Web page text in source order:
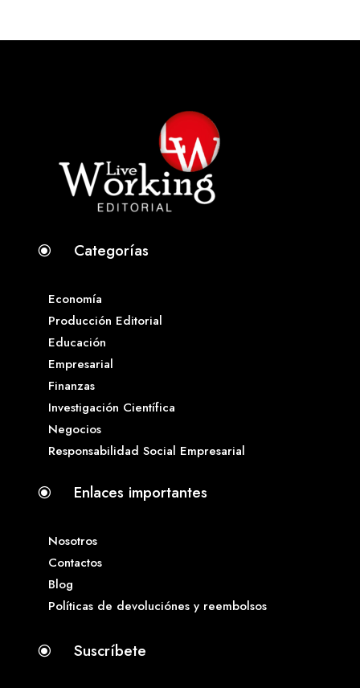
\ Categorías
Economía
Producción Editorial
Educación
Empresarial
Finanzas
Investigación Científica
Negocios
Responsabilidad Social Empresarial
\ Enlaces importantes
Nosotros
Contactos
Blog
Políticas de devoluciónes y reembolsos
\ Suscríbete